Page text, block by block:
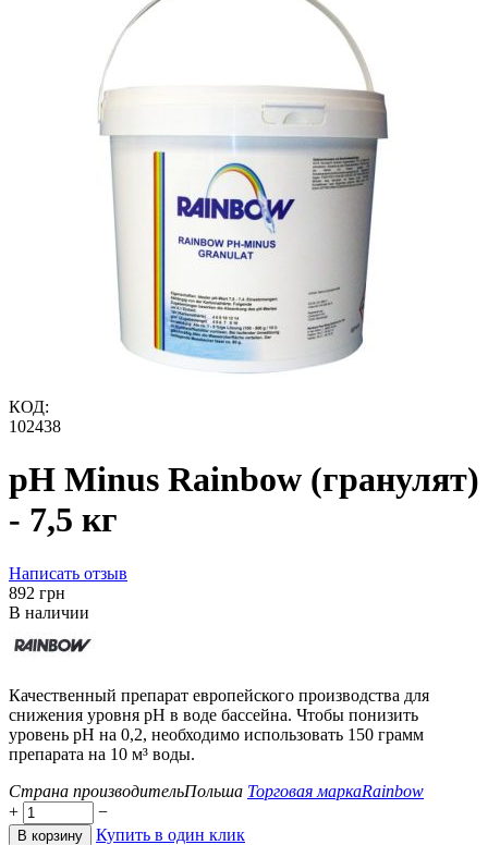
КОД:
102438
pH Minus Rainbow (гранулят)
- 7,5 кг
Написать отзыв
‍892‍ грн
В наличии
Качественный препарат европейского производства для
снижения уровня pH в воде бассейна. Чтобы понизить
уровень pH на 0,2, необходимо использовать 150 грамм
препарата на 10 м³ воды.
Страна производительПольша Торговая маркаRainbow
+
−
В корзину
Купить в один клик